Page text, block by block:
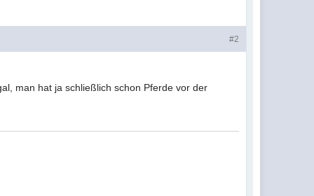
#2
man hat ja schließlich schon Pferde vor der